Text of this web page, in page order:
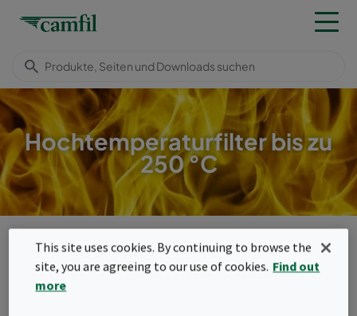
Hochtemperaturfilter bis zu
250 °C
Produkte Hochtemperaturfilter Kompaktfilter (250 °C)
Kompaktfilter (250 °C)
This site uses cookies. By continuing to browse the
site, you are agreeing to our use of cookies. Find out
more